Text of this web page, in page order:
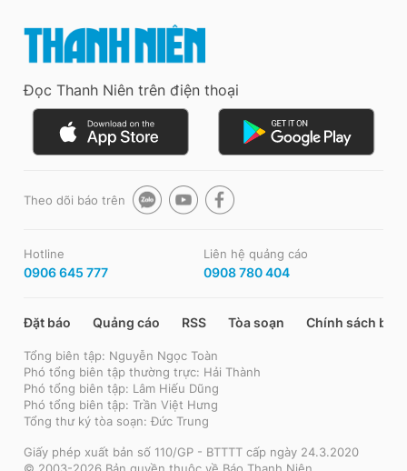
Đọc Thanh Niên trên điện thoại
Theo dõi báo trên
Hotline
0906 645 777
Liên hệ quảng cáo
0908 780 404
Đặt báo Quảng cáo RSS Tòa soạn Chính sách bảo
Tổng biên tập: Nguyễn Ngọc Toàn
Phó tổng biên tập thường trực: Hải Thành
Phó tổng biên tập: Lâm Hiếu Dũng
Phó tổng biên tập: Trần Việt Hưng
Tổng thư ký tòa soạn: Đức Trung
Giấy phép xuất bản số 110/GP - BTTTT cấp ngày 24.3.2020